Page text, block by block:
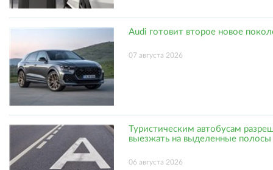
Audi готовит второе новое
07 августа 2026
Туристическим автобусам
выезжать на выделенные полосы
06 августа 2026